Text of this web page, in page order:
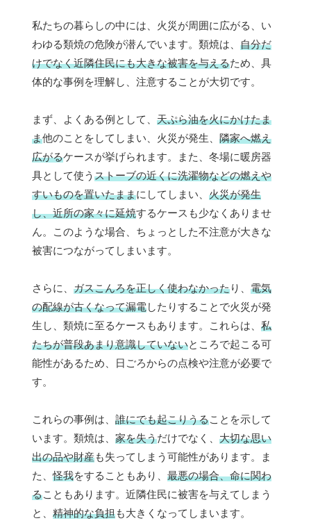
私たちの暮らしの中には、火災が周囲に広がる、い
わゆる類焼の危険が潜んでいます。類焼は、 自分だ
けでなく近隣住民にも大きな被害を与えるため、具
体的な事例を理解し、注意することが大切です。
まず、よくある例として、 天ぷら油を火にかけたま
ま他のことをしてしまい、火災が発生、 隣家へ燃え
広がるケースが挙げられます。また、冬場に暖房器
具として使う ストーブの近くに洗濯物などの燃えや
すいものを置いたままにしてしまい、 火災が発生
し、近所の家々に延焼するケースも少なくありませ
ん。このような場合、ちょっとした不注意が大きな
被害につながってしまいます。
さらに、 ガスこんろを正しく使わなかったり、 電気
の配線が古くなって漏電したりすることで火災が発
生し、類焼に至るケースもあります。これらは、 私
たちが普段あまり意識していないところで起こる可
能性があるため、日ごろからの点検や注意が必要で
す。
これらの事例は、 誰にでも起こりうることを示して
います。類焼は、 家を失うだけでなく、 大切な思い
出の品や財産も失ってしまう可能性があります。ま
た、怪我をすることもあり、 最悪の場合、命に関わ
ることもあります。近隣住民に被害を与えてしまう
と、 精神的な負担も大きくなってしまいます。